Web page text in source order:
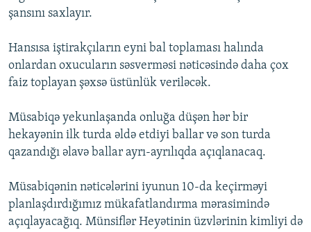
şansını saxlayır.
Hansısa iştirakçıların eyni bal toplaması halında
onlardan oxucuların səsverməsi nəticəsində daha çox
faiz toplayan şəxsə üstünlük veriləcək.
Müsabiqə yekunlaşanda onluğa düşən hər bir
hekayənin ilk turda əldə etdiyi ballar və son turda
qazandığı əlavə ballar ayrı-ayrılıqda açıqlanacaq.
Müsabiqənin nəticələrini iyunun 10-da keçirməyi
planlaşdırdığımız mükafatlandırma mərasimində
açıqlayacağıq. Münsiflər Heyətinin üzvlərinin kimliyi də